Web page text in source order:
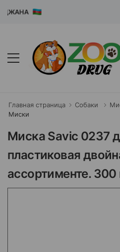
Главная страница Собаки
Миски
Миска Savic 0237
пластиковая
ассортименте. 300